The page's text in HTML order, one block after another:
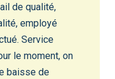
de qualité,
employé
Service
le moment, on
baisse de